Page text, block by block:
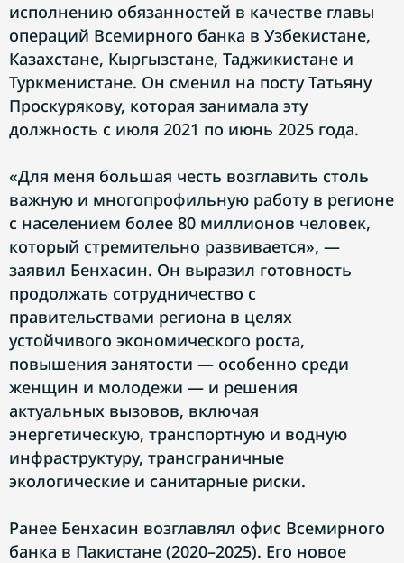
исполнению обязанностей в качестве главы
операций Всемирного банка в Узбекистане,
Казахстане, Кыргызстане, Таджикистане и
Туркменистане. Он сменил на посту Татьяну
Проскурякову, которая занимала эту
должность с июля 2021 по июнь 2025 года.
«Для меня большая честь возглавить столь
важную и многопрофильную работу в регионе
с населением более 80 миллионов человек,
который стремительно развивается», —
заявил Бенхасин. Он выразил готовность
продолжать сотрудничество с
правительствами региона в целях
устойчивого экономического роста,
повышения занятости — особенно среди
женщин и молодежи — и решения
актуальных вызовов, включая
энергетическую, транспортную и водную
инфраструктуру, трансграничные
экологические и санитарные риски.
Ранее Бенхасин возглавлял офис Всемирного
банка в Пакистане (2020–2025). Его новое